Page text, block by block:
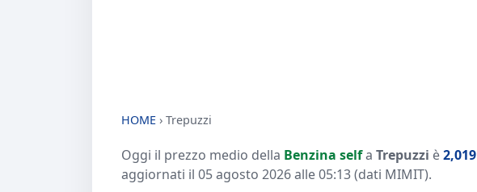
HOME › Trepuzzi
Oggi il prezzo medio della Benzina selfa Trepuzzi è2,019
aggiornati il 05 agosto 2026 alle 05:13(dati MIMIT).